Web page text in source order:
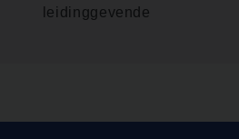
leidinggevende